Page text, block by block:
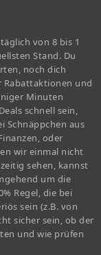
von 8 bis 1
Stand. Du
noch dich
Rabattaktionen und
Minuten
schnell sein,
Schnäppchen aus
oder
wir einmal nicht
sehen, kannst
um die
Regel, die bei
sein (z.B. von
sicher sein, ob der
und wie prüfen